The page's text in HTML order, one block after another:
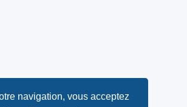
navigation, vous acceptez